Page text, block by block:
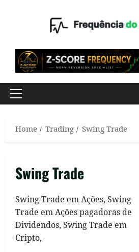
Primary
Home
Trading Swing Trade
Swing Trade
Swing Trade em Ações, Swing
Trade em Ações pagadoras de
Dividendos, Swing Trade em
Cripto,